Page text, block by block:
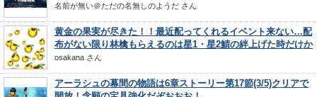
名前が無い＠ただの名無しのようだ さん
黄金の果実が尽きた！！最近配ってくれるイベント来ない…配
布がない限り林檎もらえるのは星1・星2鯖の絆上げた時だけか
osakana さん
アーラシュの幕間の物語は6章ストーリー第17節(3/5)クリアで